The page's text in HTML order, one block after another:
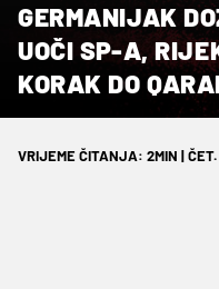
GERMANIJAK
UOČI SP-A,
KORAK DO
VRIJEME ČITANJA: 2MIN |